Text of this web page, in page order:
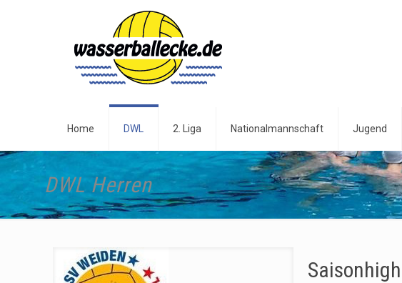
Home DWL 2. Liga Nationalmannschaft Jugend
DWL Herren